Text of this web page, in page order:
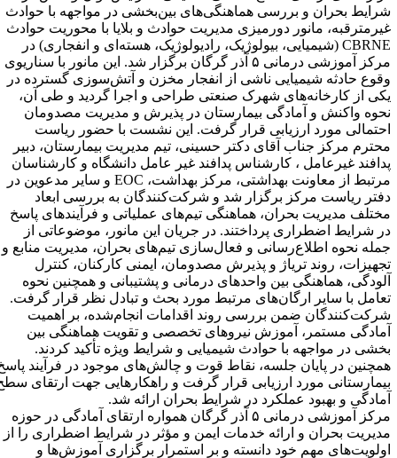
بحران و بررسی هماهنگی‌های بین‌بخشی در مواجهه با حوادث
مانور دورمیزی مدیریت حوادث و بلایا با محوریت حوادث
CBRNE (شیمیایی، بیولوژیک، رادیولوژیک، هسته‌ای و انفجاری) در
مرکز آموزشی درمانی ۵ آذر گرگان برگزار شد. این مانور با سناریوی
حادثه شیمیایی ناشی از انفجار مخزن و آتش‌سوزی گسترده در
از کارخانه‌های شهرک صنعتی طراحی و اجرا گردید و طی آن،
واکنش و آمادگی بیمارستان در پذیرش و مدیریت مصدومان
مورد ارزیابی قرار گرفت. این نشست با حضور ریاست
مرکز جناب آقای دکتر حسینی، تیم مدیریت بیمارستان، دبیر
غیرعامل ، کارشناس پدافند غیر عامل دانشگاه و کارشناسان
مرتبط از معاونت بهداشتی، مرکز بهداشت، EOC و سایر مدعوین در
ریاست مرکز برگزار شد و شرکت‌کنندگان به بررسی ابعاد
مدیریت بحران، هماهنگی تیم‌های عملیاتی و فرآیندهای پاسخ
شرایط اضطراری پرداختند. در جریان این مانور، موضوعاتی از
نحوه اطلاع‌رسانی و فعال‌سازی تیم‌های بحران، مدیریت منابع و
روند تریاژ و پذیرش مصدومان، ایمنی کارکنان، کنترل
هماهنگی بین واحدهای درمانی و پشتیبانی و همچنین نحوه
با سایر ارگان‌های مرتبط مورد بحث و تبادل نظر قرار گرفت.
ضمن بررسی روند اقدامات انجام‌شده، بر اهمیت
مستمر، آموزش نیروهای تخصصی و تقویت هماهنگی بین
در مواجهه با حوادث شیمیایی و شرایط ویژه تأکید کردند.
در پایان جلسه، نقاط قوت و چالش‌های موجود در فرآیند پاسخ
مورد ارزیابی قرار گرفت و راهکارهایی جهت ارتقای سطح
و بهبود عملکرد در شرایط بحران ارائه شد.
مرکز آموزشی درمانی ۵ آذر گرگان همواره ارتقای آمادگی در حوزه
بحران و ارائه خدمات ایمن و مؤثر در شرایط اضطراری را از
مهم خود دانسته و بر استمرار برگزاری آموزش‌ها و